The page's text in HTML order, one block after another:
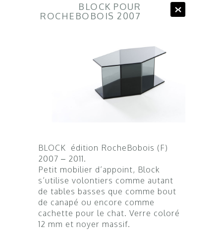
BLOCK POUR
ROCHEBOBOIS 2007
BLOCK édition RocheBobois (F)
2007 – 2011.
Petit mobilier d’appoint, Block
s’utilise volontiers comme autant
de tables basses que comme bout
de canapé ou encore comme
cachette pour le chat. Verre coloré
12 mm et noyer massif.